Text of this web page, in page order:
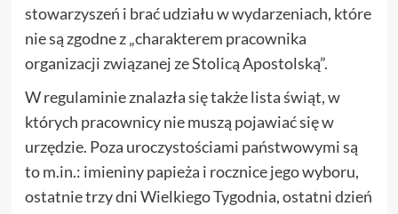
stowarzyszeń i brać udziału w wydarzeniach, które
nie są zgodne z „charakterem pracownika
organizacji związanej ze Stolicą Apostolską”.
W regulaminie znalazła się także lista świąt, w
których pracownicy nie muszą pojawiać się w
urzędzie. Poza uroczystościami państwowymi są
to m.in.: imieniny papieża i rocznice jego wyboru,
ostatnie trzy dni Wielkiego Tygodnia, ostatni dzień